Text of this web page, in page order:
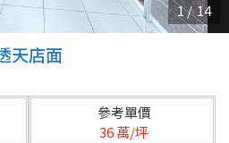
區域
天店面
參考單價
36 萬/坪